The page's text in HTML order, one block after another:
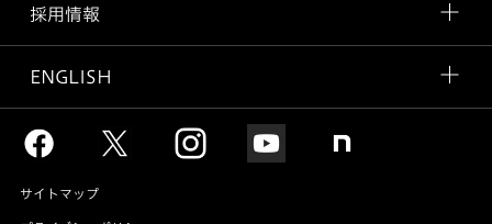
採用情報
ENGLISH
サイトマップ